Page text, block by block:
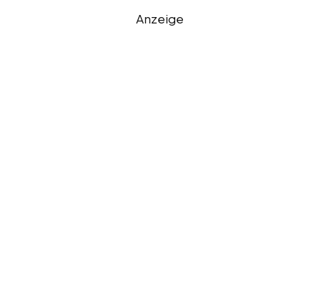
Anzeige